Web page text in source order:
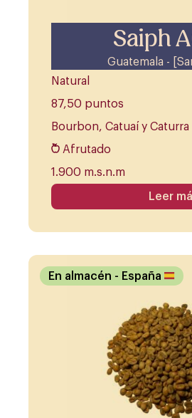
Saiph
Guatemala -
Natural
87,50 puntos
Bourbon, Catuaí y Caturra
Afrutado
1.900 m.s.n.m
Leer
En almacén - España